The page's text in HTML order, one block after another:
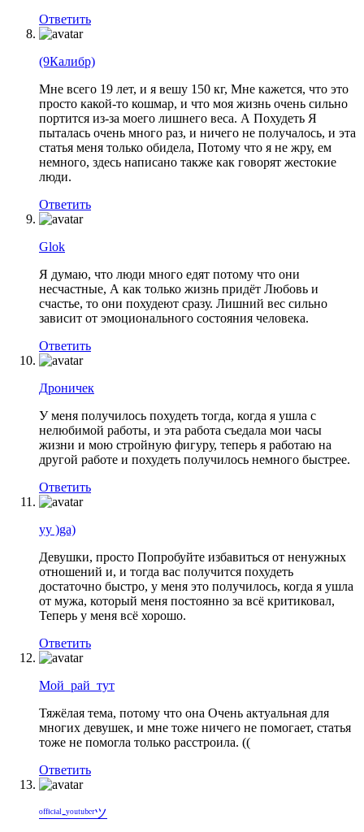
Ответить
(9Калибр)
Мне всего 19 лет, и я вешу 150 кг, Мне кажется, что это
просто какой-то кошмар, и что моя жизнь очень сильно
портится из-за моего лишнего веса. А Похудеть Я
пыталась очень много раз, и ничего не получалось, и эта
статья меня только обидела, Потому что я не жру, ем
немного, здесь написано также как говорят жестокие
люди.
Ответить
Glok
Я думаю, что люди много едят потому что они
несчастные, А как только жизнь придёт Любовь и
счастье, то они похудеют сразу. Лишний вес сильно
зависит от эмоционального состояния человека.
Ответить
Дроничек
У меня получилось похудеть тогда, когда я ушла с
нелюбимой работы, и эта работа съедала мои часы
жизни и мою стройную фигуру, теперь я работаю на
другой работе и похудеть получилось немного быстрее.
Ответить
уу )ga)
Девушки, просто Попробуйте избавиться от ненужных
отношений и, и тогда вас получится похудеть
достаточно быстро, у меня это получилось, когда я ушла
от мужа, который меня постоянно за всё критиковал,
Теперь у меня всё хорошо.
Ответить
Мой_рай_тут
Тяжёлая тема, потому что она Очень актуальная для
многих девушек, и мне тоже ничего не помогает, статья
тоже не помогла только расстроила. ((
Ответить
ᵒᶠᶠᶤᶜᶤᵃˡ-ʸᵒᵘᵗᵘᵇᵉʳツ